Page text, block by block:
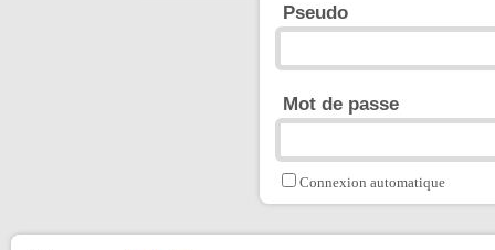
Pseudo
Mot de passe
Connexion automatique